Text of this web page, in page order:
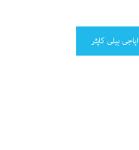
اپاجی ہیلی کاپٹر